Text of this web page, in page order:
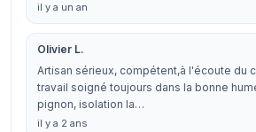
il y a un an
Olivier L.
Artisan sérieux, compétent,à l'écoute du
travail soigné toujours dans la bonne
pignon, isolation la…
il y a 2 ans